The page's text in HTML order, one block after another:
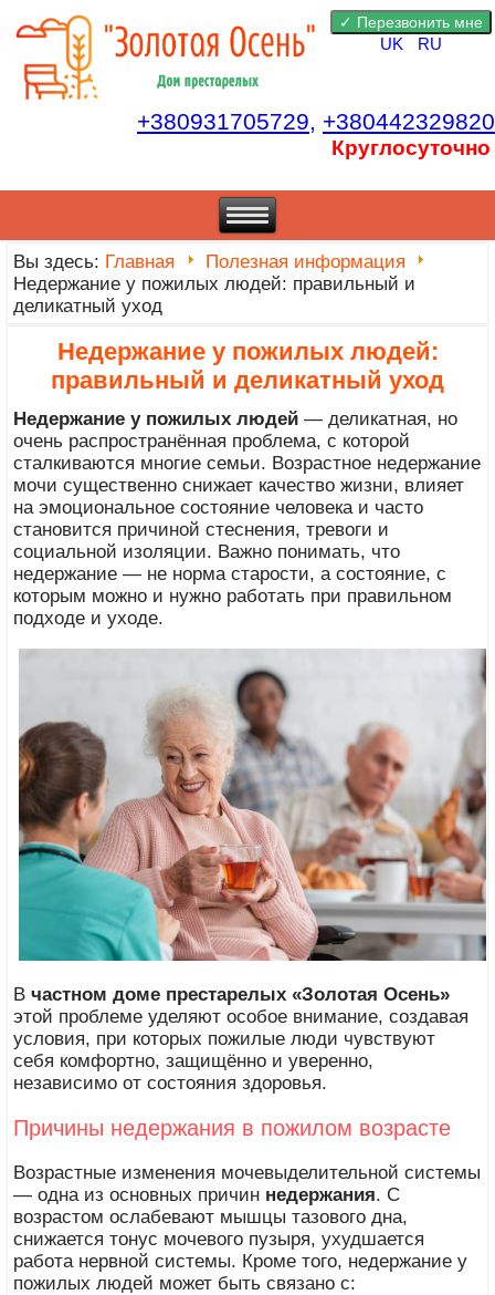
UK RU
+380931705729, +380442329820
Круглосуточно
Вы здесь: Главная
Полезная информация
Недержание у пожилых людей: правильный и
деликатный уход
Недержание у пожилых людей:
правильный и деликатный уход
Недержание у пожилых людей — деликатная, но
очень распространённая проблема, с которой
сталкиваются многие семьи. Возрастное недержание
мочи существенно снижает качество жизни, влияет
на эмоциональное состояние человека и часто
становится причиной стеснения, тревоги и
социальной изоляции. Важно понимать, что
недержание — не норма старости, а состояние, с
которым можно и нужно работать при правильном
подходе и уходе.
Вчастном доме престарелых «Золотая Осень»
этой проблеме уделяют особое внимание, создавая
условия, при которых пожилые люди чувствуют
себя комфортно, защищённо и уверенно,
независимо от состояния здоровья.
Причины недержания в пожилом возрасте
Возрастные изменения мочевыделительной системы
— одна из основных причин недержания. С
возрастом ослабевают мышцы тазового дна,
снижается тонус мочевого пузыря, ухудшается
работа нервной системы. Кроме того, недержание у
пожилых людей может быть связано с: